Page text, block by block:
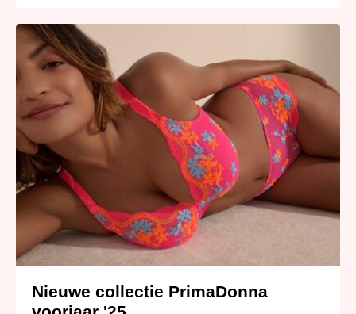
Nieuwe collectie PrimaDonna